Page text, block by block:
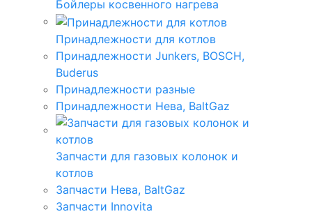
Бойлеры косвенного нагрева
Принадлежности для котлов
Принадлежности Junkers, BOSCH,
Buderus
Принадлежности разные
Принадлежности Нева, BaltGaz
Запчасти для газовых колонок и
котлов
Запчасти Нева, BaltGaz
Запчасти Innovita